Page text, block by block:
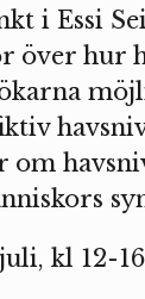
i Essi
över hur
om
kl 12-